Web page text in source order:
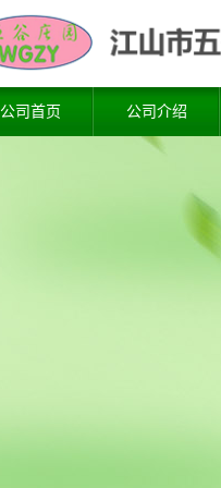
公司首页 公司介绍